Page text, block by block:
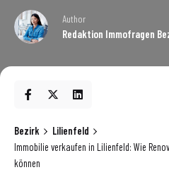
Author
Redaktion Immofragen
Bezirk
Lilienfeld
Immobilie verkaufen in Lilienfeld: Wie
können